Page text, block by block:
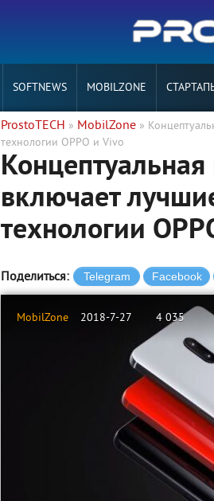
SOFTNEWS MOBILZONE
ProstoTECH » MobilZone »
технологии OPPO и Vivo
включает
технологии
Поделиться:
MobilZone 2018-7-27 4 035